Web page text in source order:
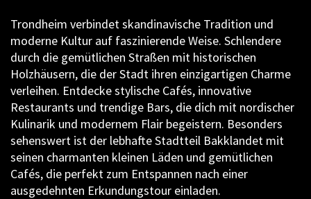
Trondheim verbindet skandinavische Tradition und
moderne Kultur auf faszinierende Weise. Schlendere
durch die gemütlichen Straßen mit historischen
Holzhäusern, die der Stadt ihren einzigartigen Charme
verleihen. Entdecke stylische Cafés, innovative
Restaurants und trendige Bars, die dich mit nordischer
Kulinarik und modernem Flair begeistern. Besonders
sehenswert ist der lebhafte Stadtteil Bakklandet mit
seinen charmanten kleinen Läden und gemütlichen
Cafés, die perfekt zum Entspannen nach einer
ausgedehnten Erkundungstour einladen.